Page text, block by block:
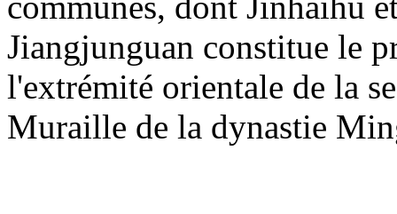
Jiangjunguan constitue le
l'extrémité orientale de la
Muraille de la dynastie